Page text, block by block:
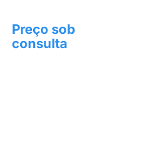
Preço sob
consulta